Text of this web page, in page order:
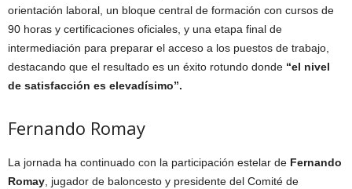
orientación laboral, un bloque central de formación con cursos de
90 horas y certificaciones oficiales, y una etapa final de
intermediación para preparar el acceso a los puestos de trabajo,
destacando que el resultado es un éxito rotundo donde “el nivel
de satisfacción es elevadísimo”.
Fernando Romay
La jornada ha continuado con la participación estelar de Fernando
Romay, jugador de baloncesto y presidente del Comité de